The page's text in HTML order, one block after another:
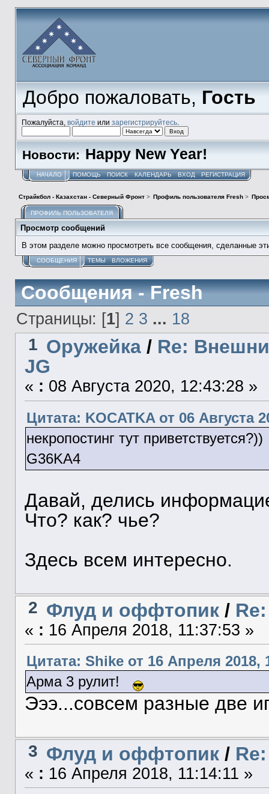
Добро пожаловать,Гость
Пожалуйста, войдите или зарегистрируйтесь.
Новости: Happy New Year!
НАЧАЛО ПОМОЩЬ ПОИСК КАЛЕНДАРЬ ВХОД РЕГИСТРАЦИЯ
Страйкбол - Казахстан - Северный Фронт> Профиль пользователя Fresh >
ПРОФИЛЬ ПОЛЬЗОВАТЕЛЯ
Просмотр сообщений
В этом разделе можно просмотреть все сообщения, сделанные
СООБЩЕНИЯ ТЕМЫ ВЛОЖЕНИЯ
Сообщения - Fresh
Страницы: [1] 2 3 ... 18
1 Оружейка/ Re:
JG
« : 08 Августа 2020, 12:43:28 »
Цитата: KOCATKA от 06 Августа
некропостинг тут приветствуется?))
G36KA4
Давай, делись
Что? как? чье?
Здесь всем интересно.
2 Флуд и оффтопик/
« : 16 Апреля 2018, 11:37:53 »
Цитата: Shike от 16 Апреля 2018,
Арма 3 рулит!
Эээ...совсем разные две
3 Флуд и оффтопик/
« : 16 Апреля 2018, 11:14:11 »